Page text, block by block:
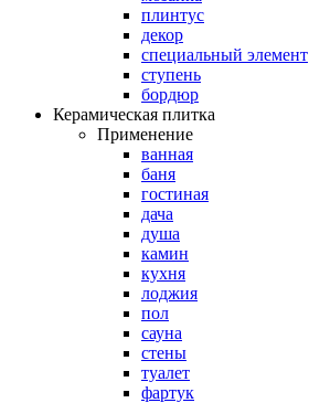
плинтус
декор
специальный элемент
ступень
бордюр
Керамическая плитка
Применение
ванная
баня
гостиная
дача
душа
камин
кухня
лоджия
пол
сауна
стены
туалет
фартук